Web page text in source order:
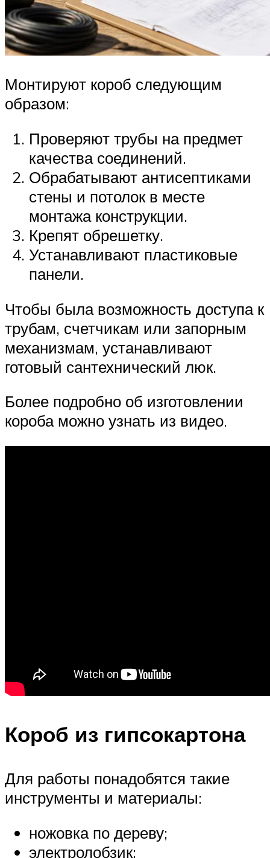
Монтируют короб следующим
образом:
Проверяют трубы на предмет
качества соединений.
Обрабатывают антисептиками
стены и потолок в месте
монтажа конструкции.
Крепят обрешетку.
Устанавливают пластиковые
панели.
Чтобы была возможность доступа к
трубам, счетчикам или запорным
механизмам, устанавливают
готовый сантехнический люк.
Более подробно об изготовлении
короба можно узнать из видео.
Короб из гипсокартона
Для работы понадобятся такие
инструменты и материалы:
ножовка по дереву;
электролобзик;